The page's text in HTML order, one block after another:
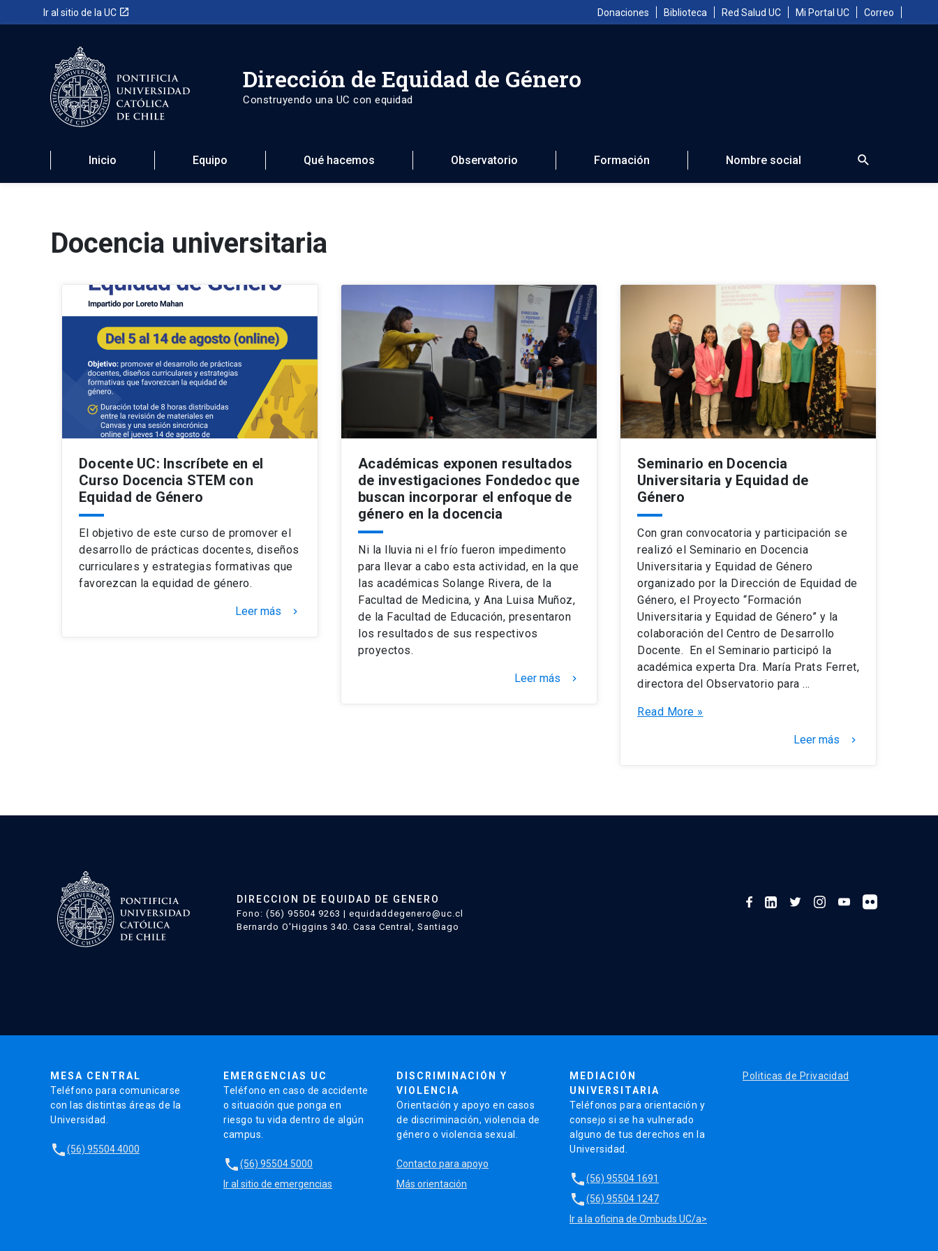
Ir al sitio de la UC launch Donaciones Biblioteca Red Salud UC Mi Portal UC Correo
Dirección de Equidad de Género
Construyendo una UC con equidad
Inicio Equipo Qué hacemos Observatorio Formación Nombre social Search
Docencia universitaria
Docente UC: Inscríbete en el
Curso Docencia STEM con
Equidad de Género
El objetivo de este curso de promover el
desarrollo de prácticas docentes, diseños
curriculares y estrategias formativas que
favorezcan la equidad de género.
Leer más keyboard_arrow_right
Académicas exponen resultados
de investigaciones Fondedoc que
buscan incorporar el enfoque de
género en la docencia
Ni la lluvia ni el frío fueron impedimento
para llevar a cabo esta actividad, en la que
las académicas Solange Rivera, de la
Facultad de Medicina, y Ana Luisa Muñoz,
de la Facultad de Educación, presentaron
los resultados de sus respectivos
proyectos.
Leer más keyboard_arrow_right
Seminario en Docencia
Universitaria y Equidad de
Género
Con gran convocatoria y participación se
realizó el Seminario en Docencia
Universitaria y Equidad de Género
organizado por la Dirección de Equidad de
Género, el Proyecto “Formación
Universitaria y Equidad de Género” y la
colaboración del Centro de Desarrollo
Docente. En el Seminario participó la
académica experta Dra. María Prats Ferret,
directora del Observatorio para …
Seminario
Read More »
Leer más keyboard_arrow_right
DIRECCION DE EQUIDAD DE GENERO
Fono: (56) 95504 9263 | equidaddegenero@uc.cl
Bernardo O'Higgins 340. Casa Central, Santiago
MESA CENTRAL
Teléfono para comunicarse
con las distintas áreas de la
Universidad.
local_phone(56) 95504 4000
EMERGENCIAS UC
Teléfono en caso de accidente
o situación que ponga en
riesgo tu vida dentro de algún
campus.
local_phone(56) 95504 5000
Ir al sitio de emergencias
DISCRIMINACIÓN Y
VIOLENCIA
Orientación y apoyo en casos
de discriminación, violencia de
género o violencia sexual.
Contacto para apoyo
Más orientación
MEDIACIÓN
UNIVERSITARIA
Teléfonos para orientación y
consejo si se ha vulnerado
alguno de tus derechos en la
Universidad.
local_phone(56) 95504 1691
local_phone(56) 95504 1247
Ir a la oficina de Ombuds UC/a>
Politicas de Privacidad